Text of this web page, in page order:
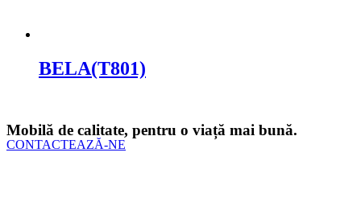
BELA(T801)
Mobilă de calitate, pentru o viață mai bună.
CONTACTEAZĂ-NE